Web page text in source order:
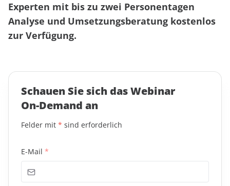
Experten mit bis zu zwei Personentagen
Analyse und Umsetzungsberatung kostenlos
zur Verfügung.
Schauen Sie sich das Webinar
On-Demand an
Felder mit * sind erforderlich
*
E-Mail